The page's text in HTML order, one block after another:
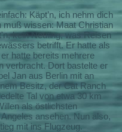
Käpt’n, ich nehm dich
muß wissen: Maat Christian
kein Neuling, was Reisen
betrifft. Er hatte als
hatte bereits mehrere
verbracht. Dort bastelte er
Jan aus Berlin mit an
Besitz, der Cat Ranch
Tal von etwa 30 km
als östlichsten
ansehen. Nun also,
mit ins Flugzeug.